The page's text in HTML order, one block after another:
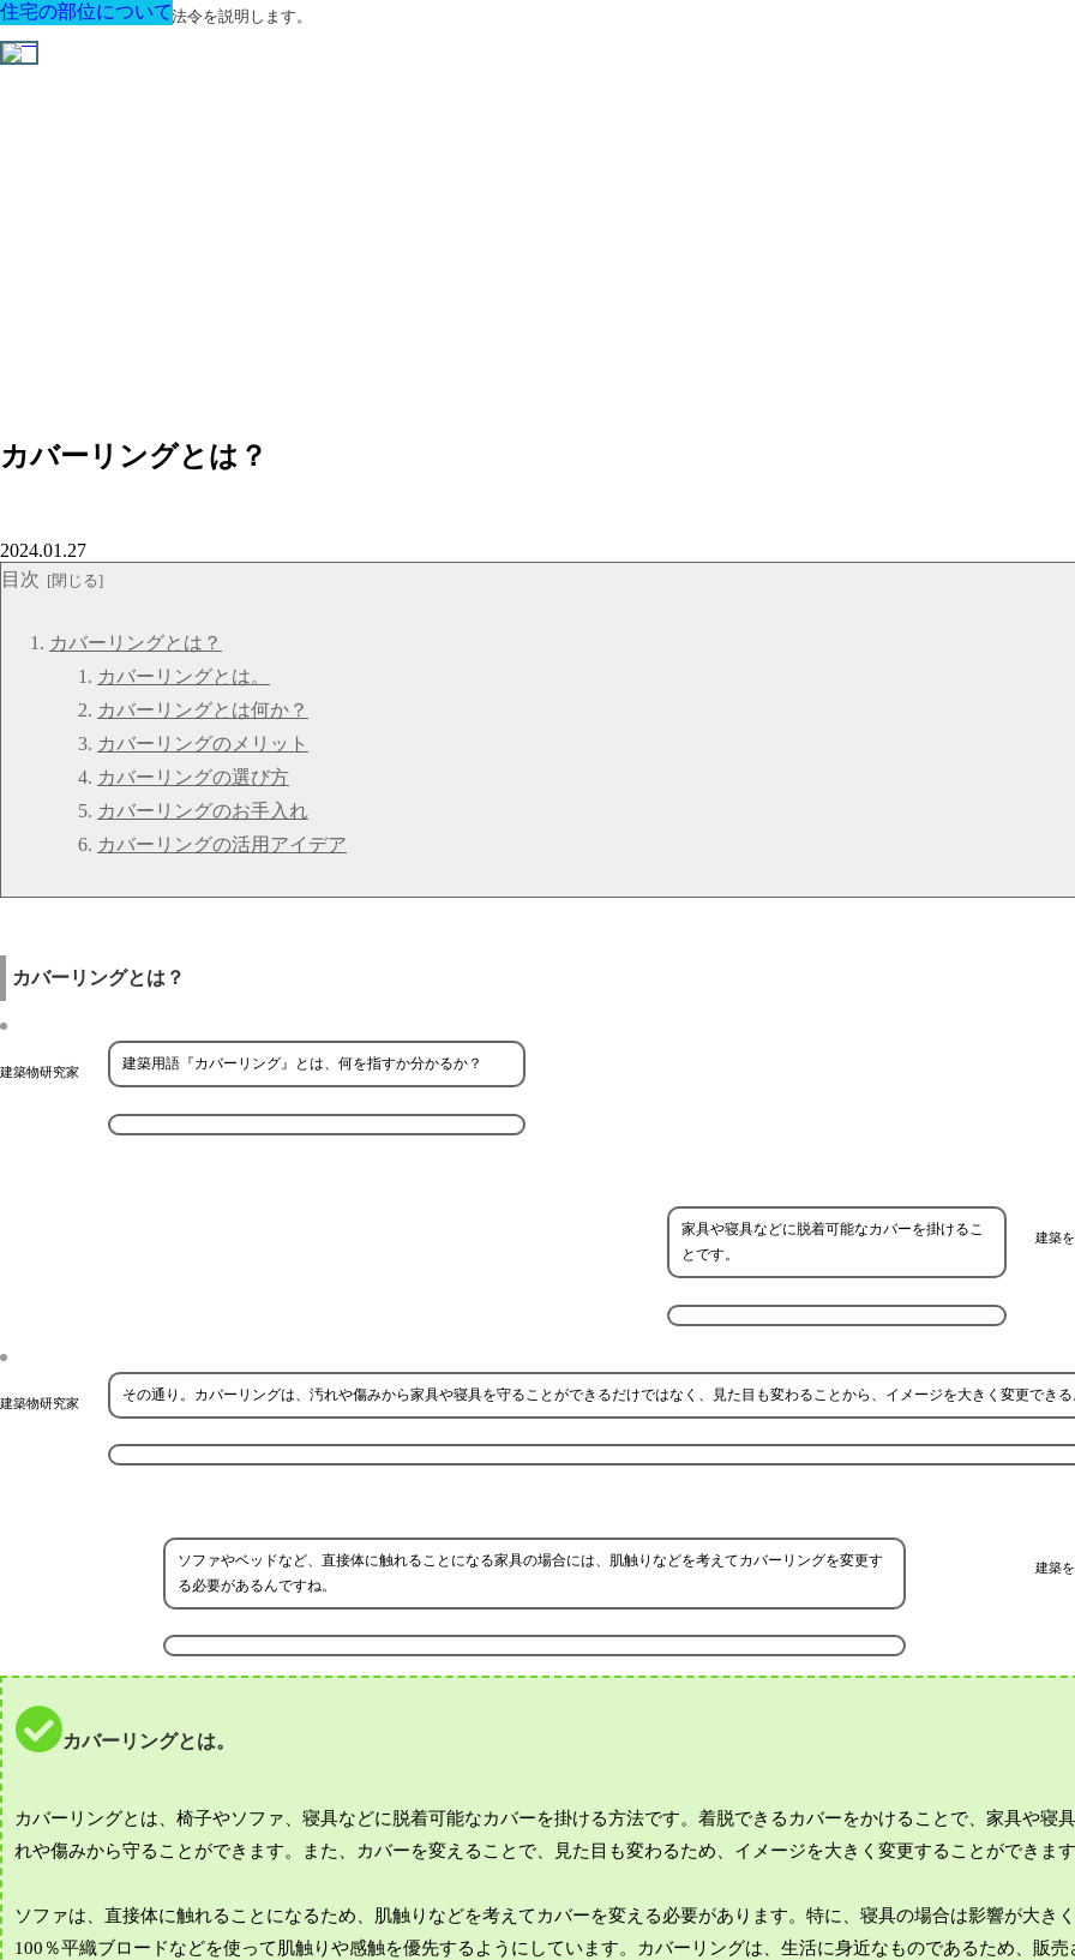
建築に関する用語と関連法令を説明します。
カバーリングとは？
住宅の部位について
2024.01.27
目次
カバーリングとは？
カバーリングとは。
カバーリングとは何か？
カバーリングのメリット
カバーリングの選び方
カバーリングのお手入れ
カバーリングの活用アイデア
カバーリングとは？
建築物研究家 建築用語『カバーリング』とは、何を指すか分かるか？
建築
家具や寝具などに脱着可能なカバーを掛けるこ
とです。
建築物研究家 その通り。カバーリングは、汚れや傷みから家具や寝具を守ることができるだけではなく、見た目も変わることから、イメージを大きく変更できる
建築
ソファやベッドなど、直接体に触れることになる家具の場合には、肌触りなどを考えてカバーリングを変更す
る必要があるんですね。
カバーリングとは。
カバーリングとは、椅子やソファ、寝具などに脱着可能なカバーを掛ける方法です。着脱できるカバーをかけることで、家具や寝
れや傷みから守ることができます。また、カバーを変えることで、見た目も変わるため、イメージを大きく変更することができます
ソファは、直接体に触れることになるため、肌触りなどを考えてカバーを変える必要があります。特に、寝具の場合は影響が大き
100％平織ブロードなどを使って肌触りや感触を優先するようにしています。カバーリングは、生活に身近なものであるため、販売
住宅の部位について
住宅の部位について
住宅の部位について
住宅の部位について
住宅の部位について
住宅の部位について